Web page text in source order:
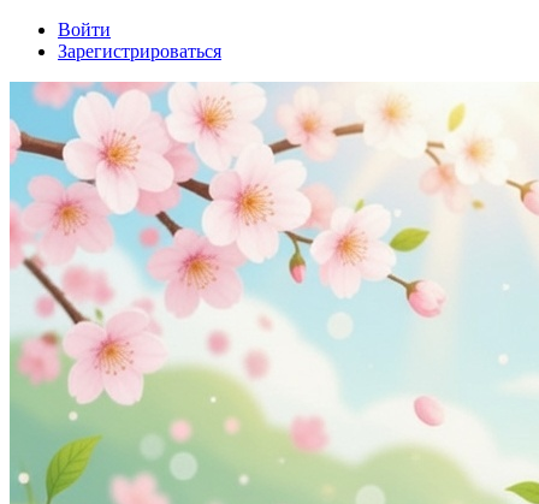
Войти
Зарегистрироваться